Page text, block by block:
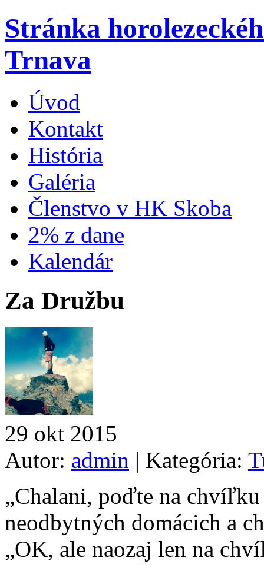
Stránka
Trnava
Úvod
Kontakt
História
Galéria
Členstvo v HK Skoba
2% z dane
Kalendár
Za Družbu
29 okt 2015
Autor: admin | Kategória:
„Chalani, poďte na
neodbytných domácich a
„OK, ale naozaj len na